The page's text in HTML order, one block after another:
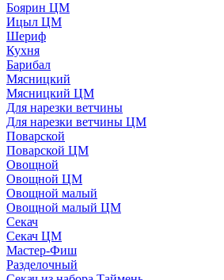
Боярин ЦМ
Ицыл ЦМ
Шериф
Кухня
Барибал
Мясницкий
Мясницкий ЦМ
Для нарезки ветчины
Для нарезки ветчины ЦМ
Поварской
Поварской ЦМ
Овощной
Овощной ЦМ
Овощной малый
Овощной малый ЦМ
Секач
Секач ЦМ
Мастер-Фиш
Разделочный